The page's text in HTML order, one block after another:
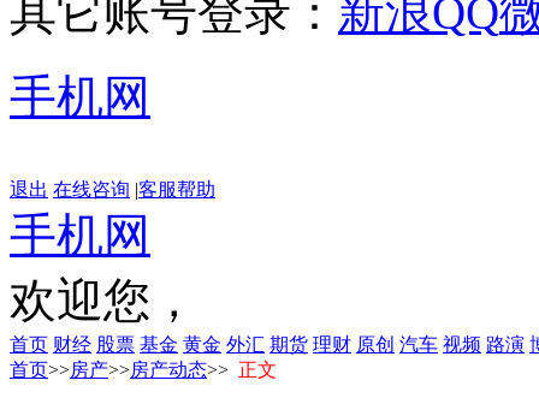
其它账号登录： 新浪QQ
手机网
退出 在线咨询 |客服帮助
手机网
欢迎您，
首页 财经 股票 基金 黄金 外汇 期货 理财 原创 汽车 视频 路演
首页>>房产>>房产动态>> 正文